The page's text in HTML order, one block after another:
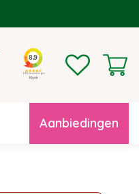
Aanbiedingen